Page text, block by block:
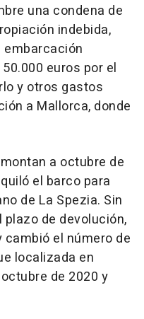
una condena de
indebida,
euros por el
y otros gastos
a Mallorca, donde
a octubre de
el barco para
de La Spezia. Sin
de devolución,
el número de
localizada en
de 2020 y